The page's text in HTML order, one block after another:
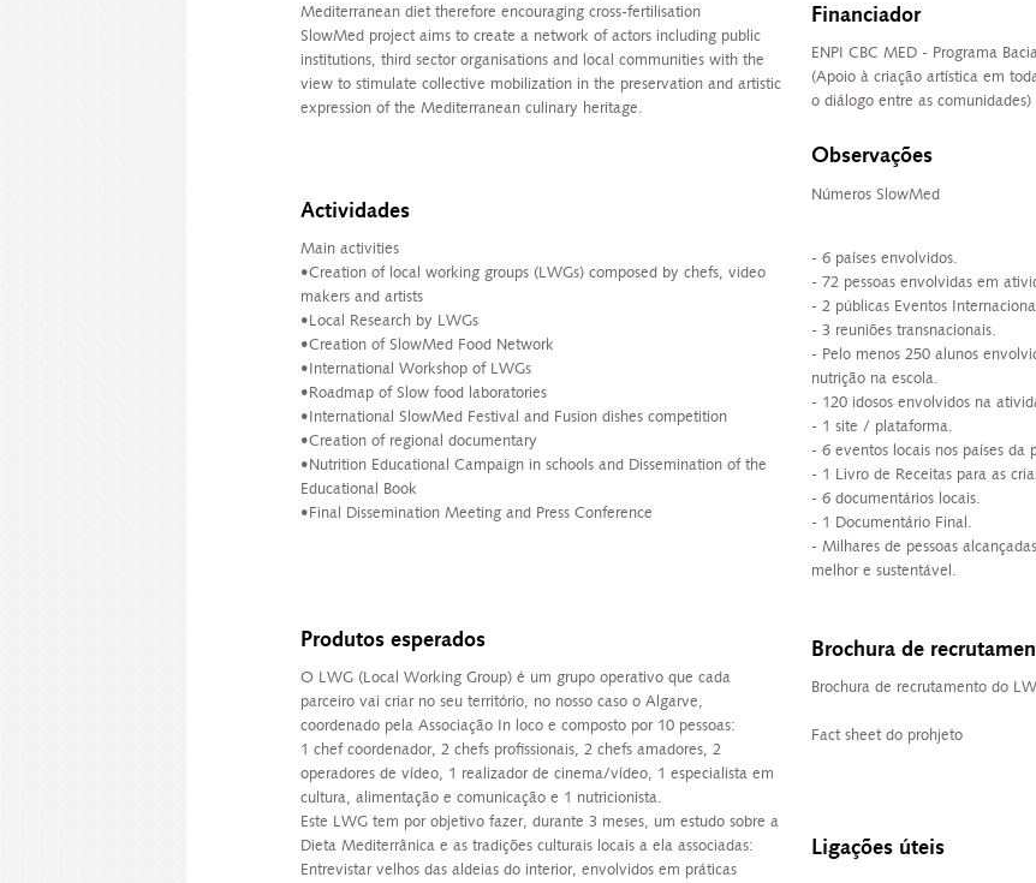
Mediterranean diet therefore encouraging cross-fertilisation
SlowMed project aims to create a network of actors including public
institutions, third sector organisations and local communities with the
view to stimulate collective mobilization in the preservation and artistic
expression of the Mediterranean culinary heritage.
Actividades
Main activities
•Creation of local working groups (LWGs) composed by chefs, video
makers and artists
•Local Research by LWGs
•Creation of SlowMed Food Network
•International Workshop of LWGs
•Roadmap of Slow food laboratories
•International SlowMed Festival and Fusion dishes competition
•Creation of regional documentary
•Nutrition Educational Campaign in schools and Dissemination of the
Educational Book
•Final Dissemination Meeting and Press Conference
Produtos esperados
O LWG (Local Working Group) é um grupo operativo que cada
parceiro vai criar no seu território, no nosso caso o Algarve,
coordenado pela Associação In loco e composto por 10 pessoas:
1 chef coordenador, 2 chefs profissionais, 2 chefs amadores, 2
operadores de vídeo, 1 realizador de cinema/vídeo, 1 especialista em
cultura, alimentação e comunicação e 1 nutricionista.
Este LWG tem por objetivo fazer, durante 3 meses, um estudo sobre a
Dieta Mediterrânica e as tradições culturais locais a ela associadas:
Entrevistar velhos das aldeias do interior, envolvidos em práticas
Financiador
ENPI CBC MED - Programa
(Apoio à criação artística em
o diálogo entre as comunidades)
Observações
Números SlowMed
- 6 países envolvidos.
- 72 pessoas envolvidas em
- 2 públicas Eventos
- 3 reuniões transnacionais.
- Pelo menos 250 alunos
nutrição na escola.
- 120 idosos envolvidos na
- 1 site / plataforma.
- 6 eventos locais nos países da
- 1 Livro de Receitas para as
- 6 documentários locais.
- 1 Documentário Final.
- Milhares de pessoas
melhor e sustentável.
Brochura de
Brochura de recrutamento do
Fact sheet do prohjeto
Ligações úteis